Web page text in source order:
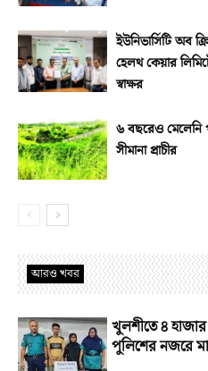
ইউনিভার্সিটি অব
হেলথ কেয়ার
স্বাক্ষর
৬ বছরেও
সীমানা প্রাচীর
আরও খবর
খুলশীতে ৪ হাজার
পুলিশের নজরে